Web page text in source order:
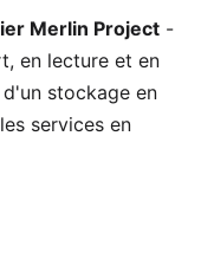
Merlin Project -
en lecture et en
stockage en
services en